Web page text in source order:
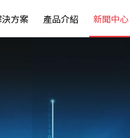
決方案 產品介紹 新聞中心